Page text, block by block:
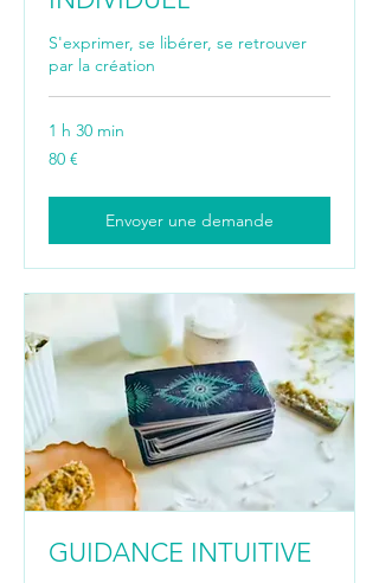
S'exprimer, se libérer, se retrouver
par la création
1 h 30 min
80
euros
80 €
Envoyer une demande
GUIDANCE INTUITIVE